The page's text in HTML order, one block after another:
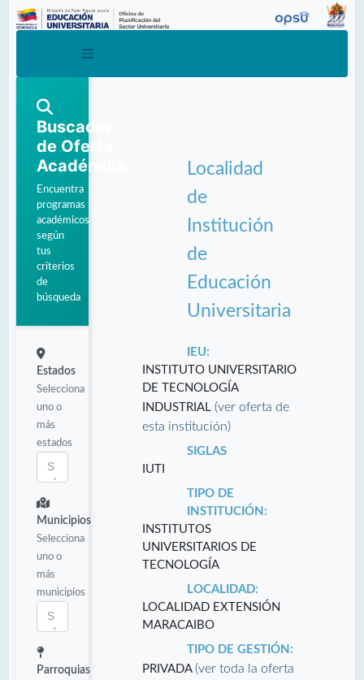
Buscador
de Oferta
Académica
Encuentra
programas
académicos
según
tus
criterios
de
búsqueda
Estados
Selecciona
uno o
más
estados
Municipios
Selecciona
uno o
más
municipios
Parroquias
Localidad
de
Institución
de
Educación
Universitaria
IEU:
INSTITUTO UNIVERSITARIO
DE TECNOLOGÍA
INDUSTRIAL (ver oferta de
esta institución)
SIGLAS
IUTI
TIPO DE
INSTITUCIÓN:
INSTITUTOS
UNIVERSITARIOS DE
TECNOLOGÍA
LOCALIDAD:
LOCALIDAD EXTENSIÓN
MARACAIBO
TIPO DE GESTIÓN:
PRIVADA (ver toda la oferta